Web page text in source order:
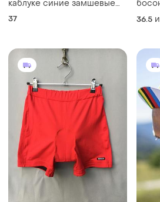
каблуке синие замшевые
кожаные босоножки 37
37
п'ятою
36.5